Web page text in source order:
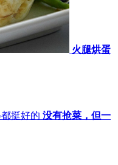
火腿烘蛋
没有抢菜，但一